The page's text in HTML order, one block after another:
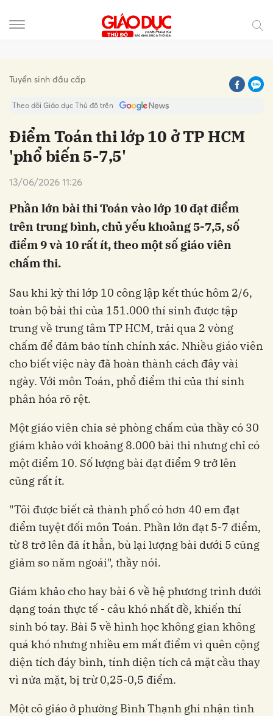
Tuyển sinh đầu cấp
Theo dõi Giáo dục Thủ đô trên
Điểm Toán thi lớp 10 ở TP HCM
'phổ biến 5-7,5'
13/06/2026 11:26
Phần lớn bài thi Toán vào lớp 10 đạt điểm
trên trung bình, chủ yếu khoảng 5-7,5, số
điểm 9 và 10 rất ít, theo một số giáo viên
chấm thi.
Sau khi kỳ thi lớp 10 công lập kết thúc hôm 2/6,
toàn bộ bài thi của 151.000 thí sinh được tập
trung về trung tâm TP HCM, trải qua 2 vòng
chấm để đảm bảo tính chính xác. Nhiều giáo viên
cho biết việc này đã hoàn thành cách đây vài
ngày. Với môn Toán, phổ điểm thi của thí sinh
phân hóa rõ rệt.
Một giáo viên chia sẻ phòng chấm của thầy có 30
giám khảo với khoảng 8.000 bài thi nhưng chỉ có
một điểm 10. Số lượng bài đạt điểm 9 trở lên
cũng rất ít.
"Tôi được biết cả thành phố có hơn 40 em đạt
điểm tuyệt đối môn Toán. Phần lớn đạt 5-7 điểm,
từ 8 trở lên đã ít hẳn, bù lại lượng bài dưới 5 cũng
giảm so năm ngoái", thầy nói.
Giám khảo cho hay bài 6 về hệ phương trình dưới
dạng toán thực tế - câu khó nhất đề, khiến thí
sinh bó tay. Bài 5 về hình học không gian không
quá khó nhưng nhiều em mất điểm vì quên cộng
diện tích đáy bình, tính diện tích cả mặt cầu thay
vì nửa mặt, bị trừ 0,25-0,5 điểm.
Một cô giáo ở phường Bình Thạnh ghi nhận tình
Hủy Gửi